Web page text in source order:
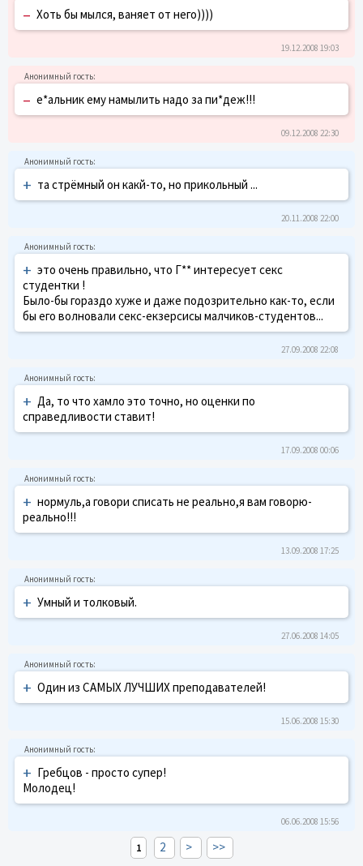
– Хоть бы мылся, ваняет от него))))
19.12.2008 19:03
– е*альник ему намылить надо за пи*деж!!!
09.12.2008 22:30
+ та стрёмный он какй-то, но прикольный ...
20.11.2008 22:00
+ это очень правильно, что Г** интересует секс
студентки !
Было-бы гораздо хуже и даже подозрительно как-то, если
бы его волновали секс-екзерсисы малчиков-студентов...
27.09.2008 22:08
+ Да, то что хамло это точно, но оценки по
справедливости ставит!
17.09.2008 00:06
+ нормуль,а говори списать не реально,я вам говорю-
реально!!!
13.09.2008 17:25
+ Умный и толковый.
27.06.2008 14:05
+ Один из САМЫХ ЛУЧШИХ преподавателей!
15.06.2008 15:30
+ Гребцов - просто супер!
Молодец!
06.06.2008 15:56
1 2 > >>